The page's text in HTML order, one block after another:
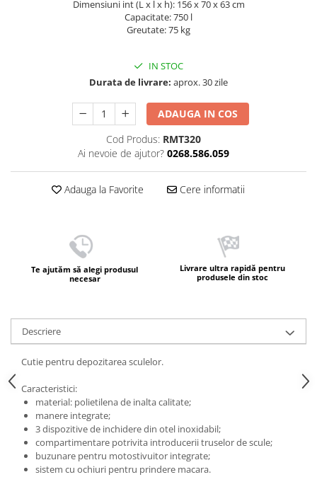
Dimensiuni int (L x l x h): 156 x 70 x 63 cm
Capacitate: 750 l
Greutate: 75 kg
IN STOC
Durata de livrare: aprox. 30 zile
ADAUGA IN COS
Cod Produs: RMT320
Ai nevoie de ajutor? 0268.586.059
Adauga la Favorite Cere informatii
Te ajutăm să alegi produsul
necesar
Livrare ultra rapidă pentru
produsele din stoc
Descriere
Cutie pentru depozitarea sculelor.
Caracteristici:
material: polietilena de inalta calitate;
manere integrate;
3 dispozitive de inchidere din otel inoxidabil;
compartimentare potrivita introducerii truselor de scule;
buzunare pentru motostivuitor integrate;
sistem cu ochiuri pentru prindere macara.